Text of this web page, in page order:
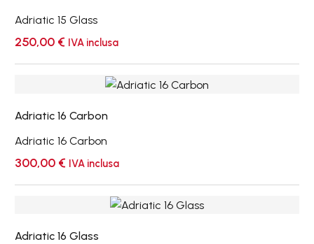
Adriatic 15 Glass
250,00 € IVA inclusa
Adriatic
Adriatic 16 Carbon
Adriatic 16 Carbon
300,00 € IVA inclusa
Adriatic
Adriatic 16 Glass